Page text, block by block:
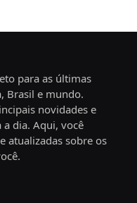
para as últimas
Brasil e mundo.
novidades e
dia. Aqui, você
atualizadas sobre os